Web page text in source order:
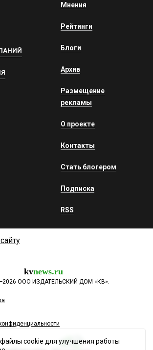
Мнения
Рейтинги
Блоги
Архив
Размещение
рекламы
О проекте
Контакты
Стать блогером
Подписка
RSS
kvnews.ru
ООО ИЗДАТЕЛЬСКИЙ ДОМ «КВ».
cookie для улучшения работы